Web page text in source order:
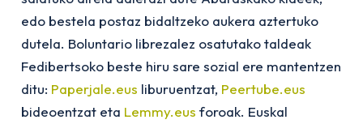
edo bestela postaz bidaltzeko aukera aztertuko
dutela. Boluntario librezalez osatutako taldeak
Fedibertsoko beste hiru sare sozial ere mantentzen
ditu: Paperjale.eus liburuentzat, Peertube.eus
bideoentzat eta Lemmy.eus foroak. Euskal